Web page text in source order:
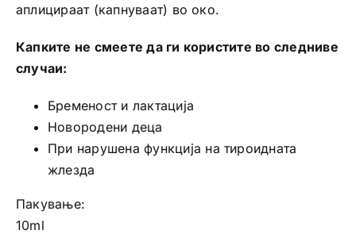
аплицираат (капнуваат) во око.
Капките не смеете да ги користите во следниве
случаи:
Бременост и лактација
Новородени деца
При нарушена функција на тироидната
жлезда
Пакување:
10ml